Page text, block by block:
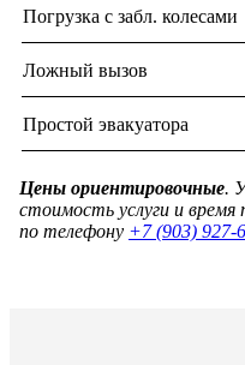
Погрузка с забл. колесами
Ложный вызов
Простой эвакуатора
Цены ориентировочные.
стоимость услуги и
по телефону +7 (903) 927-